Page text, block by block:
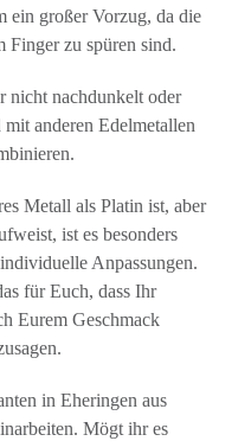
ein großer Vorzug, da die
Finger zu spüren sind.
nicht nachdunkelt oder
anderen Edelmetallen
Metall als Platin ist, aber
ist es besonders
Anpassungen.
für Euch, dass Ihr
Eurem Geschmack
in Eheringen aus
Mögt ihr es